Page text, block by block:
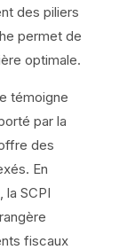
des piliers
permet de
optimale.
témoigne
par la
des
En
la SCPI
fiscaux